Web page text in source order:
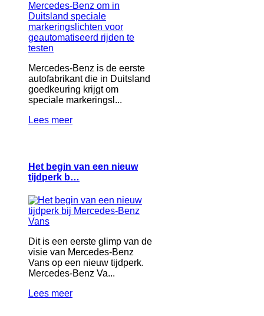
Mercedes-Benz is de eerste
autofabrikant die in Duitsland
goedkeuring krijgt om
speciale markeringsl...
Lees meer
Het begin van een nieuw
tijdperk b…
Dit is een eerste glimp van de
visie van Mercedes-Benz
Vans op een nieuw tijdperk.
Mercedes-Benz Va...
Lees meer